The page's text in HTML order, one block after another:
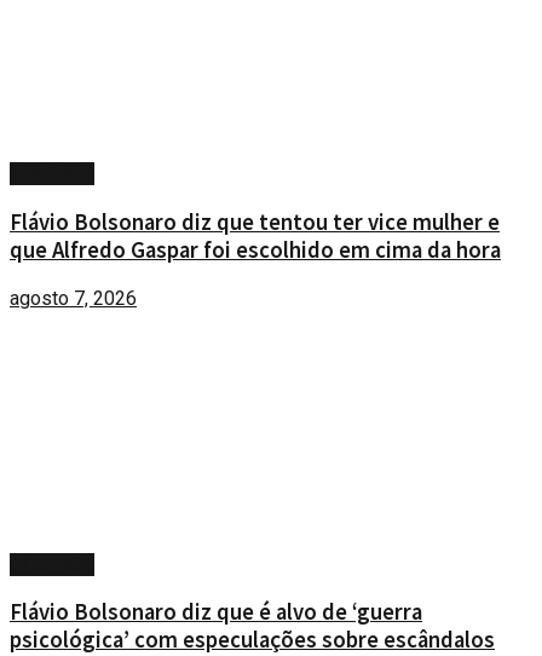
Flávio Bolsonaro diz que tentou ter vice mulher e
que Alfredo Gaspar foi escolhido em cima da hora
agosto 7, 2026
Flávio Bolsonaro diz que é alvo de ‘guerra
psicológica’ com especulações sobre escândalos